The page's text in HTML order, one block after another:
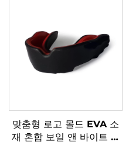
맞춤형 로고 몰드 EVA 소
재 혼합 보일 앤 바이트 럭